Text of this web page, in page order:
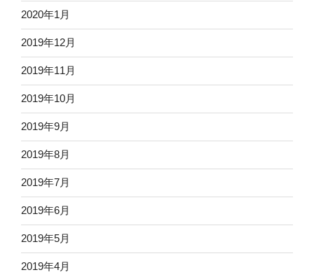
2020年1月
2019年12月
2019年11月
2019年10月
2019年9月
2019年8月
2019年7月
2019年6月
2019年5月
2019年4月